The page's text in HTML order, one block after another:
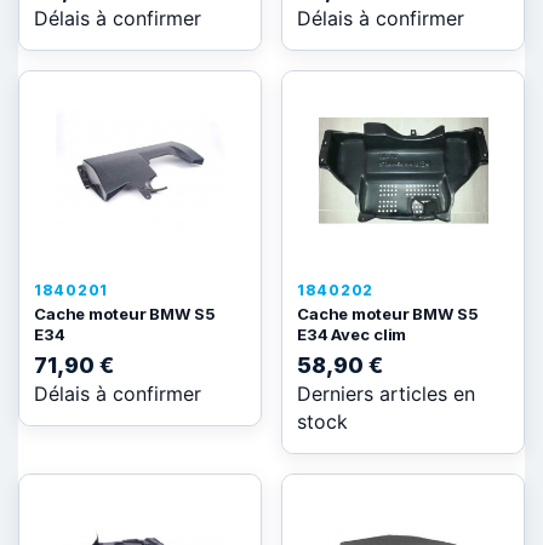
Délais à confirmer Délais à confirmer
1840201
Cache moteur BMW S5
E34
71,90 €
Délais à confirmer
1840202
Cache moteur BMW S5
E34 Avec clim
58,90 €
Derniers articles en
stock